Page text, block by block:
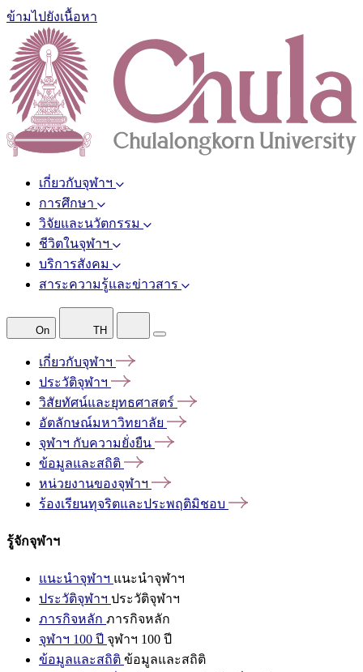
ข้ามไปยังเนื้อหา
เกี่ยวกับจุฬาฯ
การศึกษา
วิจัยและนวัตกรรม
ชีวิตในจุฬาฯ
บริการสังคม
สาระความรู้และข่าวสาร
On TH
เกี่ยวกับจุฬาฯ
ประวัติจุฬาฯ
วิสัยทัศน์และยุทธศาสตร์
อัตลักษณ์มหาวิทยาลัย
จุฬาฯ กับความยั่งยืน
ข้อมูลและสถิติ
หน่วยงานของจุฬาฯ
ร้องเรียนทุจริตและประพฤติมิชอบ
รู้จักจุฬาฯ
แนะนำจุฬาฯ แนะนำจุฬาฯ
ประวัติจุฬาฯ ประวัติจุฬาฯ
ภารกิจหลัก ภารกิจหลัก
จุฬาฯ 100 ปี จุฬาฯ 100 ปี
ข้อมูลและสถิติ ข้อมูลและสถิติ